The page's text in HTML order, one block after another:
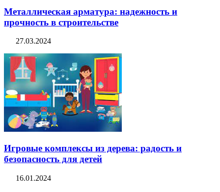
Металлическая арматура: надежность и
прочность в строительстве
27.03.2024
Игровые комплексы из дерева: радость и
безопасность для детей
16.01.2024